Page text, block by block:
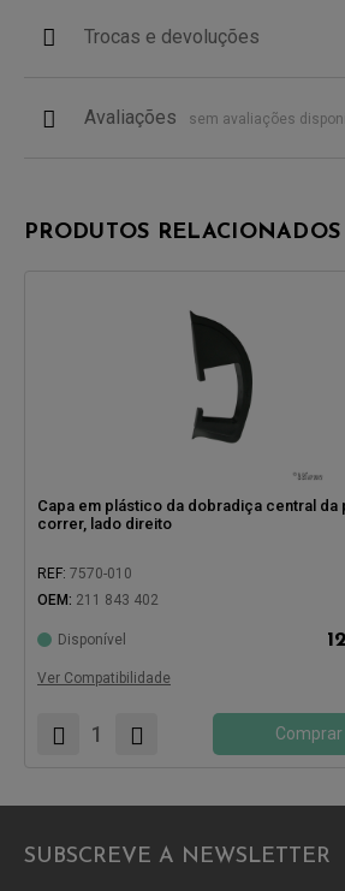
Trocas e devoluções
Avaliações sem avaliações
PRODUTOS RELACIONADOS
Capa em plástico da dobradiça central da
correr, lado direito
REF: 7570-010
OEM: 211 843 402
Disponível
Ver Compatibilidade
Comprar
SUBSCREVE A NEWSLETTER